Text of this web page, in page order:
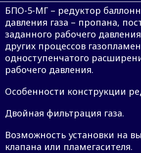
БПО-5-МГ – редуктор
давления газа – пропана,
заданного рабочего
других процессов
одноступенчатого
рабочего давления.
Особенности конструкции
Двойная фильтрация газа.
Возможность установки на
клапана или пламегасителя.